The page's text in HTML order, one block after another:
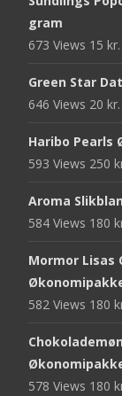
gram
673 Views 15 kr.
Green Star
646 Views 20 kr.
Haribo Pearls
593 Views 250
Aroma
584 Views 180
Mormor Lisas
582 Views 180
578 Views 180